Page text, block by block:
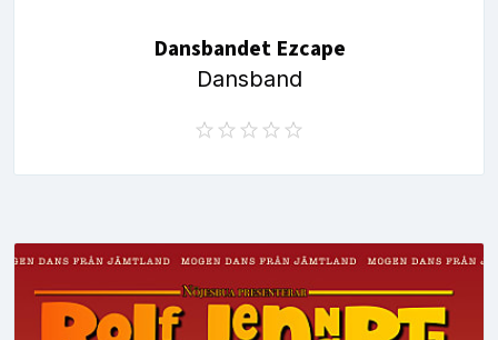
Dansbandet Ezcape
Dansband